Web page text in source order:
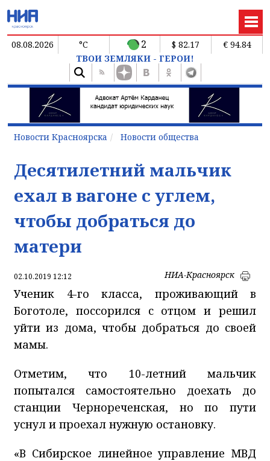
08.08.2026 °C 2 $ 82.17
€ 94.84
ТВОИ ЗЕМЛЯКИ - ГЕРОИ!
Новости Красноярска Новости общества
Десятилетний мальчик
ехал в вагоне с углем,
чтобы добраться до
матери
02.10.2019 12:12 НИА-Красноярск
Ученик 4-го класса, проживающий в
Боготоле, поссорился с отцом и решил
уйти из дома, чтобы добраться до своей
мамы.
Отметим, что 10-летний мальчик
попытался самостоятельно доехать до
станции Чернореченская, но по пути
уснул и проехал нужную остановку.
«В Сибирское линейное управление МВД